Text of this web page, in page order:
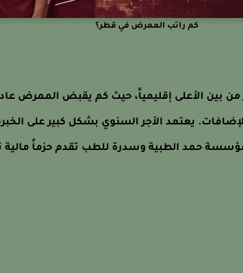
كم راتب الممرض في قطر؟
الإضافات. يعتمد الأجر السنوي بشكل كبير على
حمد الطبية وسدرة للطب تقدم حزماً مالية